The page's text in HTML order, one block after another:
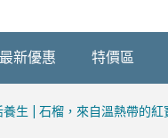
最新優惠 特價區
養生 | 石榴，來自溫熱帶的紅